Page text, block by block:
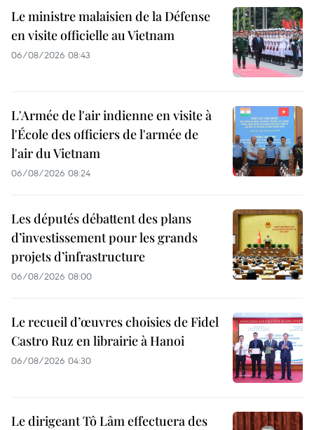
Le ministre malaisien de la Défense
en visite officielle au Vietnam
06/08/2026 08:43
L'Armée de l'air indienne en visite à
l'École des officiers de l'armée de
l'air du Vietnam
06/08/2026 08:24
Les députés débattent des plans
d’investissement pour les grands
projets d’infrastructure
06/08/2026 08:00
Le recueil d’œuvres choisies de Fidel
Castro Ruz en librairie à Hanoi
06/08/2026 04:30
Le dirigeant Tô Lâm effectuera des